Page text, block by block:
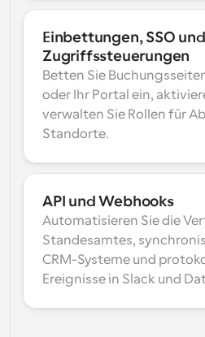
Einbettungen, SSO und
Zugriffssteuerungen
Betten Sie
oder Ihr Portal ein,
verwalten Sie Rollen für
Standorte.
API und Webhooks
Automatisieren Sie die
Standesamtes,
CRM-Systeme und
Ereignisse in Slack und